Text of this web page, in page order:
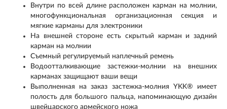
Внутри по всей длине расположен карман на молнии,
многофункциональная организационная секция и
мягкие карманы для электроники
На внешней стороне есть скрытый карман и задний
карман на молнии
Съемный регулируемый наплечный ремень
Водоотталкивающие застежки-молнии на внешних
карманах защищают ваши вещи
Выполненная на заказ застежка-молния YKK® имеет
полость для большого пальца, напоминающую дизайн
швейцарского армейского ножа